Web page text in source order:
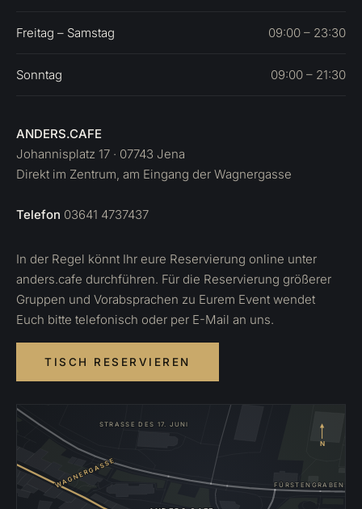
Freitag – Samstag 09:00 – 23:30
Sonntag 09:00 – 21:30
ANDERS.CAFE
Johannisplatz 17 · 07743 Jena
Direkt im Zentrum, am Eingang der Wagnergasse
Telefon 03641 4737437
In der Regel könnt Ihr eure Reservierung online unter
anders.cafe durchführen. Für die Reservierung größerer
Gruppen und Vorabsprachen zu Eurem Event wendet
Euch bitte telefonisch oder per E-Mail an uns.
TISCH RESERVIEREN
WAGNERGASSE FÜRSTENGRABEN
STRASSE DES 17. JUNI
N